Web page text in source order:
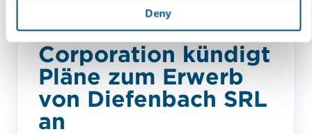
Deny
McLanahan
Corporation kündigt
Pläne zum Erwerb
von Diefenbach SRL
an